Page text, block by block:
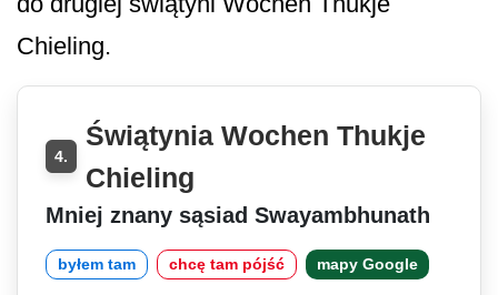
Chieling.
4.
Świątynia Wochen Thukje
Chieling
Mniej znany sąsiad Swayambhunath
byłem tam chcę tam pójść mapy Google